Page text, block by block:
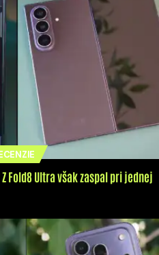
Fold8 Ultra však zaspal pri jednej